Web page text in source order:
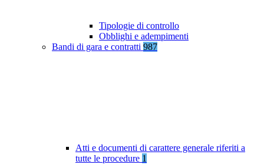
Tipologie di controllo
Obblighi e adempimenti
Bandi di gara e contratti 987
Atti e documenti di carattere generale riferiti a
tutte le procedure 1